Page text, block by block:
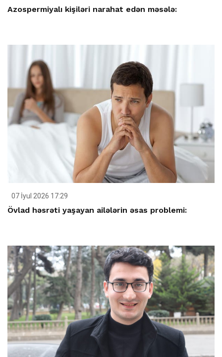
Azospermiyalı kişiləri narahat edən məsələ:
07 İyul 2026 17:29
Övlad həsrəti yaşayan ailələrin əsas problemi: